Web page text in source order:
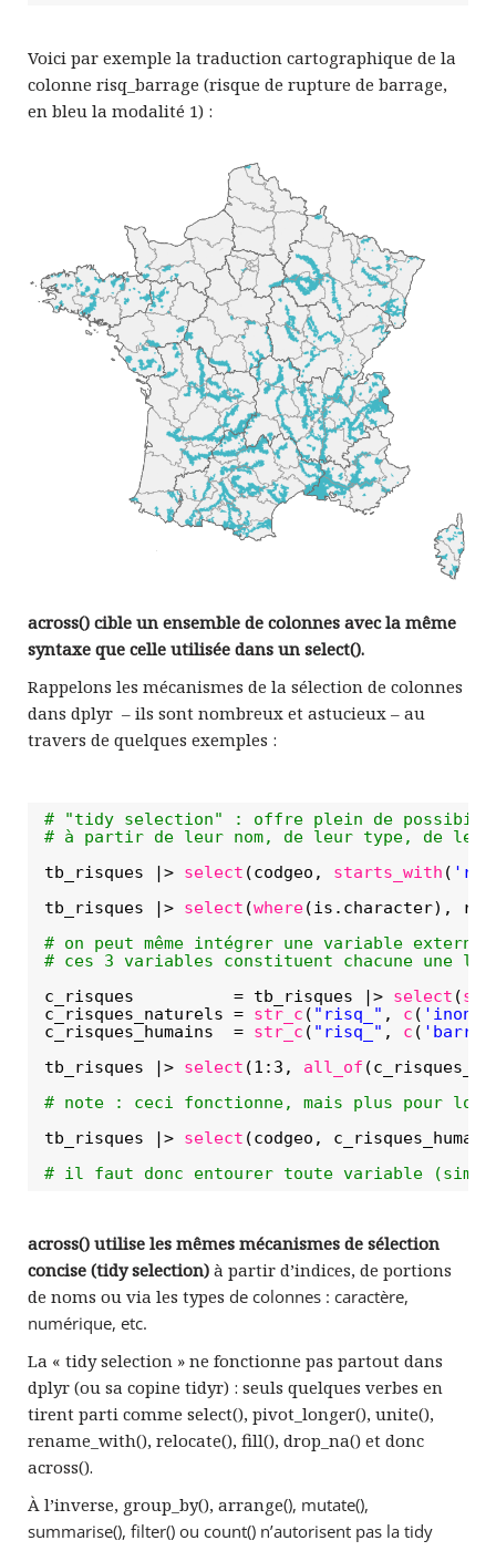
Voici par exemple la traduction cartographique de la
colonne risq_barrage (risque de rupture de barrage,
en bleu la modalité 1) :
across() cible un ensemble de colonnes avec la même
syntaxe que celle utilisée dans un select().
Rappelons les mécanismes de la sélection de colonnes
dans dplyr – ils sont nombreux et astucieux – au
travers de quelques exemples :
# "tidy selection" : offre plein de
# à partir de leur nom, de leur type, de
tb_risques |> select (codgeo, starts_with (
tb_risques |> select (where(is.character),
# on peut même intégrer une variable externe
# ces 3 variables constituent chacune une
c_risques          = tb_risques |> select (
c_risques_naturels = str_c ( "risq_" , c ( 'inond'
c_risques_humains  = str_c ( "risq_" , c (
tb_risques |> select (1:3, all_of
# note : ceci fonctionne, mais plus pour
tb_risques |> select (codgeo,
# il faut donc entourer toute variable
across() utilise les mêmes mécanismes de sélection
concise (tidy selection) à partir d’indices, de portions
de noms ou via les types de colonnes : caractère,
numérique, etc.
La « tidy selection » ne fonctionne pas partout dans
dplyr (ou sa copine tidyr) : seuls quelques verbes en
tirent parti comme select(), pivot_longer(), unite(),
rename_with(), relocate(), fill(), drop_na() et donc
across().
À l’inverse, group_by(), arrange(), mutate(),
summarise(), filter() ou count() n’autorisent pas la tidy